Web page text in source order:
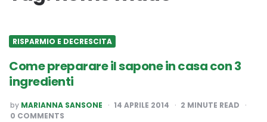
RISPARMIO E DECRESCITA
Come preparare il sapone in casa con 3
ingredienti
POSTED
BY
by MARIANNA SANSONE 14 APRILE 2014 2 MINUTE READ
0 COMMENTS